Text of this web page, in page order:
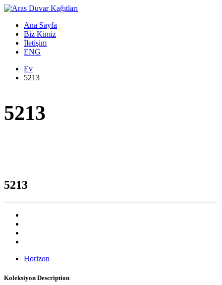
Ana Sayfa
Biz Kimiz
İletişim
ENG
Ev
5213
5213
5213
Horizon
Koleksiyon Description